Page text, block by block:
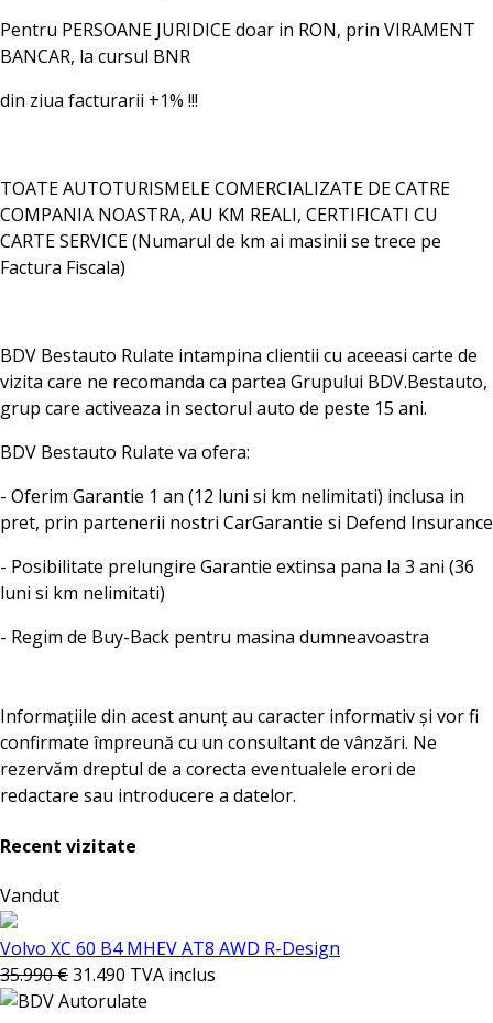
Pentru PERSOANE JURIDICE doar in RON, prin VIRAMENT
BANCAR, la cursul BNR
din ziua facturarii +1% !!!
TOATE AUTOTURISMELE COMERCIALIZATE DE CATRE
COMPANIA NOASTRA, AU KM REALI, CERTIFICATI CU
CARTE SERVICE (Numarul de km ai masinii se trece pe
Factura Fiscala)
BDV Bestauto Rulate intampina clientii cu aceeasi carte de
vizita care ne recomanda ca partea Grupului BDV.Bestauto,
grup care activeaza in sectorul auto de peste 15 ani.
BDV Bestauto Rulate va ofera:
- Oferim Garantie 1 an (12 luni si km nelimitati) inclusa in
pret, prin partenerii nostri CarGarantie si Defend Insurance
- Posibilitate prelungire Garantie extinsa pana la 3 ani (36
luni si km nelimitati)
- Regim de Buy-Back pentru masina dumneavoastra
Informațiile din acest anunț au caracter informativ și vor fi
confirmate împreună cu un consultant de vânzări. Ne
rezervăm dreptul de a corecta eventualele erori de
redactare sau introducere a datelor.
Recent vizitate
Vandut
Volvo XC 60 B4 MHEV AT8 AWD R-Design
35.990 €31.490 TVA inclus